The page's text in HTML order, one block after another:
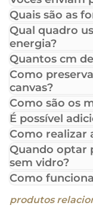
Quais são as
Qual quadro
energia?
Quantos cm
Como
canvas?
Como são os
É possível
Como realizar
Quando optar
sem vidro?
Como
produtos